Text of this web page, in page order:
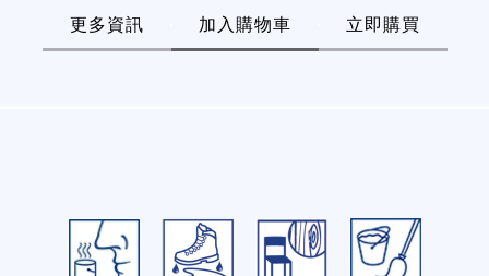
更多資訊 加入購物車 立即購買